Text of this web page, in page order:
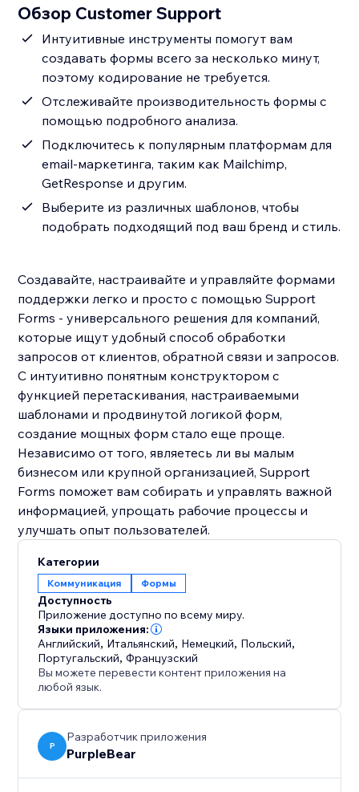
Обзор Customer Support
Интуитивные инструменты помогут вам
создавать формы всего за несколько минут,
поэтому кодирование не требуется.
Отслеживайте производительность формы с
помощью подробного анализа.
Подключитесь к популярным платформам для
email-маркетинга, таким как Mailchimp,
GetResponse и другим.
Выберите из различных шаблонов, чтобы
подобрать подходящий под ваш бренд и стиль.
Создавайте, настраивайте и управляйте формами
поддержки легко и просто с помощью Support
Forms - универсального решения для компаний,
которые ищут удобный способ обработки
запросов от клиентов, обратной связи и запросов.
С интуитивно понятным конструктором с
функцией перетаскивания, настраиваемыми
шаблонами и продвинутой логикой форм,
создание мощных форм стало еще проще.
Независимо от того, являетесь ли вы малым
бизнесом или крупной организацией, Support
Forms поможет вам собирать и управлять важной
информацией, упрощать рабочие процессы и
улучшать опыт пользователей.
Категории
Коммуникация Формы
Доступность
Приложение доступно по всему миру.
Языки приложения:
Английский, Итальянский, Немецкий, Польский,
Португальский,Французский
Вы можете перевести контент приложения на
любой язык.
P
Разработчик приложения
PurpleBear